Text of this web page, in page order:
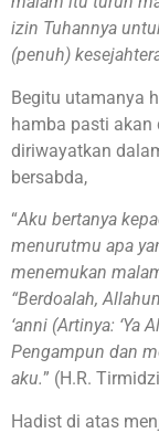
izin Tuhannya
(penuh)
Begitu utamanya
hamba pasti akan
diriwayatkan
bersabda,
“Aku bertanya
menurutmu apa
menemukan
“Berdoalah,
‘anni (Artinya: ‘Ya
Pengampun dan
aku.” (H.R.
Hadist di atas